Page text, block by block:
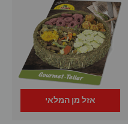
אזל מן המלאי